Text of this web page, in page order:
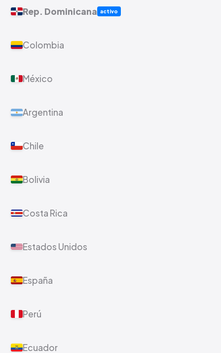
Rep. Dominicana activo
Colombia
México
Argentina
Chile
Bolivia
Costa Rica
Estados Unidos
España
Perú
Ecuador